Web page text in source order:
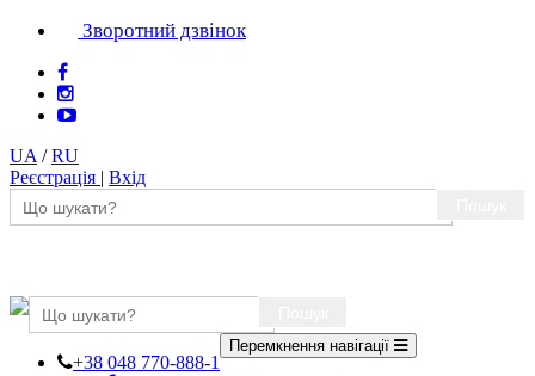
Зворотний дзвінок
UA /RU
Реєстрація | Вхід
+38 048 770-888-1
Перемкнення навігації